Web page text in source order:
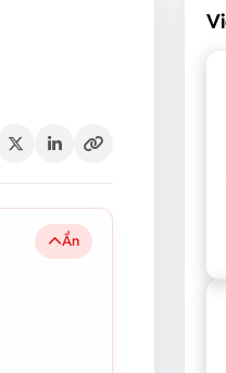
Ẩn